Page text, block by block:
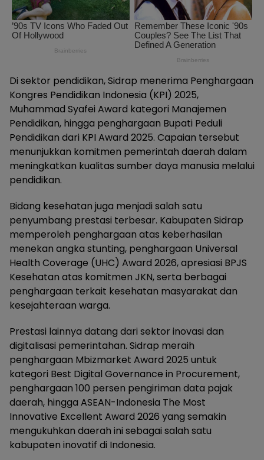
Di sektor pendidikan, Sidrap menerima Penghargaan
Kongres Pendidikan Indonesia (KPI) 2025,
Muhammad Syafei Award kategori Manajemen
Pendidikan, hingga penghargaan Bupati Peduli
Pendidikan dari KPI Award 2025. Capaian tersebut
menunjukkan komitmen pemerintah daerah dalam
meningkatkan kualitas sumber daya manusia melalui
pendidikan.
Bidang kesehatan juga menjadi salah satu
penyumbang prestasi terbesar. Kabupaten Sidrap
memperoleh penghargaan atas keberhasilan
menekan angka stunting, penghargaan Universal
Health Coverage (UHC) Award 2026, apresiasi BPJS
Kesehatan atas komitmen JKN, serta berbagai
penghargaan terkait kesehatan masyarakat dan
kesejahteraan warga.
Prestasi lainnya datang dari sektor inovasi dan
digitalisasi pemerintahan. Sidrap meraih
penghargaan Mbizmarket Award 2025 untuk
kategori Best Digital Governance in Procurement,
penghargaan 100 persen pengiriman data pajak
daerah, hingga ASEAN-Indonesia The Most
Innovative Excellent Award 2026 yang semakin
mengukuhkan daerah ini sebagai salah satu
kabupaten inovatif di Indonesia.